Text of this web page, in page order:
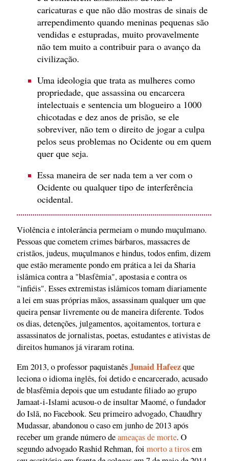
caricaturas e que não dão mostras de sinais de
arrependimento quando meninas pequenas são
vendidas e estupradas, muito provavelmente
não tem muito a contribuir para o avanço da
civilização.
Uma ideologia que trata as mulheres como
propriedade, que assassina ou encarcera
intelectuais e sentencia um blogueiro a 1000
chicotadas e dez anos de prisão, se ele
sobreviver, não tem o direito de jogar a culpa
pelos seus problemas no Ocidente ou em quem
quer que seja.
Essa maneira de ser nada tem a ver com o
Ocidente ou qualquer tipo de interferência
ocidental.
Violência e intolerância permeiam o mundo muçulmano.
Pessoas que cometem crimes bárbaros, massacres de
cristãos, judeus, muçulmanos e hindus, todos enfim, dizem
que estão meramente pondo em prática a lei da Sharia
islâmica contra a "blasfêmia", apostasia e contra os
"infiéis". Esses extremistas islâmicos tomam diariamente
a lei em suas próprias mãos, assassinam qualquer um que
queira pensar livremente ou de maneira diferente. Todos
os dias, detenções, julgamentos, açoitamentos, tortura e
assassinatos de jornalistas, poetas, estudantes e ativistas de
direitos humanos já viraram rotina.
Em 2013, o professor paquistanêsJunaid Hafeezque
leciona o idioma inglês, foi detido e encarcerado, acusado
de blasfêmia depois que um estudante filiado ao grupo
Jamaat-i-Islami acusou-o de insultar Maomé, o fundador
do Islã, no Facebook. Seu primeiro advogado, Chaudhry
Mudassar, abandonou o caso em junho de 2013 após
receber um grande número deameaças de morte. O
segundo advogado Rashid Rehman, foi morto a tirosem